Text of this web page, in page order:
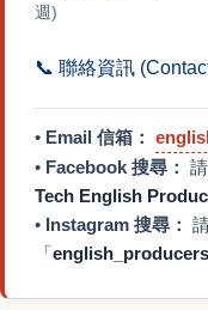
週)
📞 聯絡資訊
• Email 信箱：
• Facebook 搜尋：
Tech English
• Instagram 搜尋：
「 english_producers